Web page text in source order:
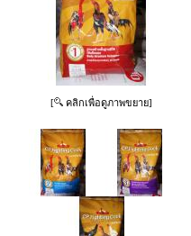
[ คลิกเพื่อดูภาพขยาย]